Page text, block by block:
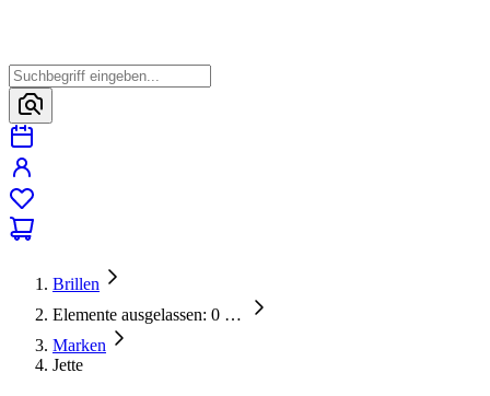
Brillen
Elemente ausgelassen: 0 …
Marken
Jette